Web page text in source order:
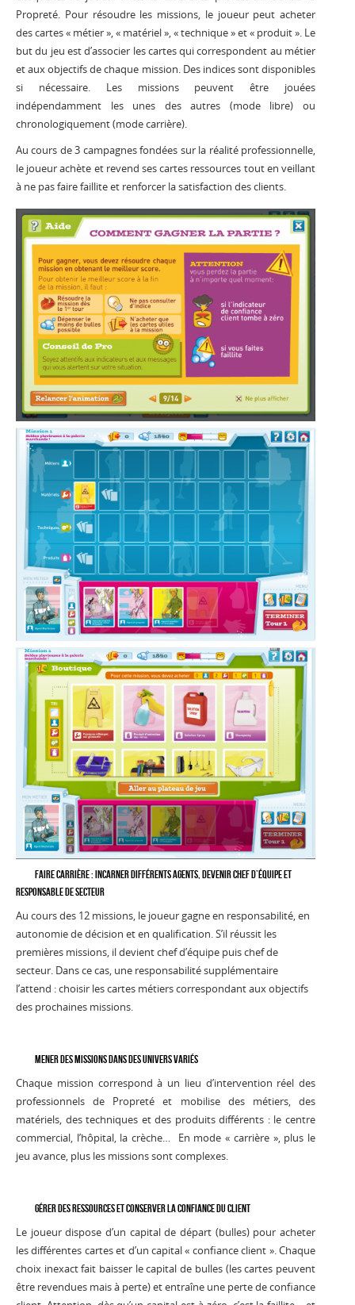
Propreté. Pour résoudre les missions, le joueur peut acheter
des cartes « métier », « matériel », « technique » et « produit ». Le
but du jeu est d’associer les cartes qui correspondent au métier
et aux objectifs de chaque mission. Des indices sont disponibles
si nécessaire. Les missions peuvent être jouées
indépendamment les unes des autres (mode libre) ou
chronologiquement (mode carrière).
Au cours de 3 campagnes fondées sur la réalité professionnelle,
le joueur achète et revend ses cartes ressources tout en veillant
à ne pas faire faillite et renforcer la satisfaction des clients.
Faire carrière : incarner différents agents, devenir chef d’équipe et
responsable de secteur
Au cours des 12 missions, le joueur gagne en responsabilité, en
autonomie de décision et en qualification. S’il réussit les
premières missions, il devient chef d’équipe puis chef de
secteur. Dans ce cas, une responsabilité supplémentaire
l’attend : choisir les cartes métiers correspondant aux objectifs
des prochaines missions.
Mener des missions dans des univers variés
Chaque mission correspond à un lieu d’intervention réel des
professionnels de Propreté et mobilise des métiers, des
matériels, des techniques et des produits différents : le centre
commercial, l’hôpital, la crèche… En mode « carrière », plus le
jeu avance, plus les missions sont complexes.
Gérer des ressources et conserver la confiance du client
Le joueur dispose d’un capital de départ (bulles) pour acheter
les différentes cartes et d’un capital « confiance client ». Chaque
choix inexact fait baisser le capital de bulles (les cartes peuvent
être revendues mais à perte) et entraîne une perte de confiance